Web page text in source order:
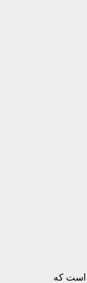
است که